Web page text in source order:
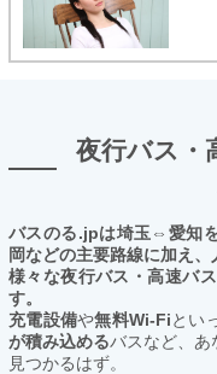
夜行バス・
バスのる.jpは埼玉⇔愛知
岡などの主要路線に加え
様々な夜行バス・高速バ
す。
充電設備や無料Wi-Fiとい
が積み込めるバスなど、あ
見つかるはず。